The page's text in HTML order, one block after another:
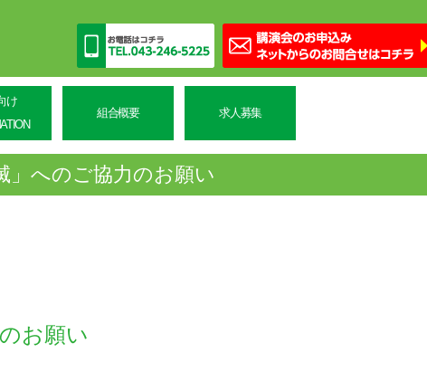
け
組合概要 求人募集
」へのご協力のお願い
お願い